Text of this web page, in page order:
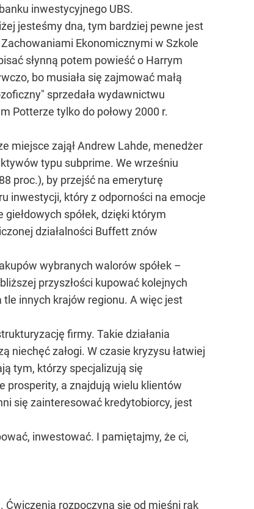
inwestycyjnego UBS.
jesteśmy dna, tym bardziej pewne jest
Ekonomicznymi w Szkole
słynną potem powieść o Harrym
bo musiała się zajmować małą
sprzedała wydawnictwu
Potterze tylko do połowy 2000 r.
miejsce zajął Andrew Lahde, menedżer
typu subprime. We wrześniu
proc.), by przejść na emeryturę
inwestycji, który z odporności na emocje
spółek, dzięki którym
działalności Buffett znów
wybranych walorów spółek –
przyszłości kupować kolejnych
innych krajów regionu. A więc jest
firmy. Takie działania
niechęć załogi. W czasie kryzysu łatwiej
tym, którzy specjalizują się
prosperity, a znajdują wielu klientów
się zainteresować kredytobiorcy, jest
inwestować. I pamiętajmy, że ci,
Ćwiczenia rozpoczyna się od mięśni rąk